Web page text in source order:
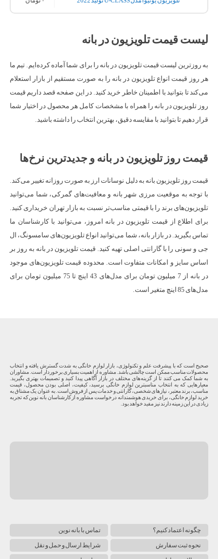
لیست قیمت تلویزیون در بانه
به روزترین لیست قیمت تلویزیون در بانه را برای شما آماده کرده‌ایم. تیم ما
هر روز قیمت انواع تلویزیون در بانه را به صورت مستقیم از بازار استعلام
می‌کند تا بتوانید با اطمینان خاطر خرید کنید. در این صفحه قصد داریم قیمت
روز تلویزیون در بانه را همراه با مشخصات کامل هر محصول در اختیار شما
قرار دهیم تا بتوانید با مقایسه دقیق، بهترین انتخاب را داشته باشید.
قیمت روز تلویزیون در بانه و جدیدترین نرخ‌ها
قیمت روز تلویزیون بانه به دلیل نوسانات ارز به صورت روزانه تغییر می‌کند.
با توجه به موقعیت مرزی شهر بانه و معافیت‌های گمرکی، شما می‌توانید
تلویزیون‌های برند را با قیمتی مناسب‌تر نسبت به بازار تهران خریداری کنید.
برای اطلاع از قیمت تلویزیون در بانه امروز، می‌توانید با کارشناسان ما
تماس بگیرید. در بازار بانه، شما می‌توانید انواع تلویزیون‌های سامسونگ، ال
جی و سونی را با گارانتی اصلی تهیه کنید. قیمت تلویزیون در بانه به روز بر
اساس سایز و امکانات متفاوت است. محدوده قیمت تلویزیون‌های موجود
در بانه از 7 میلیون تومان برای مدل‌های 43 اینچ تا 75 میلیون تومان برای
مدل‌های 85 اینچ متغیر است.
صحیح است که با پیشرفت علم و تکنولوژی، بازار لوازم خانگی به شدت گسترش یافته و انتخاب
محصولات مناسب ممکن است چالشی باشد. مشاوره از اهمیت بسیاری برخوردار است. مشاوران
به شما کمک می کنند تا از گزینه‌های مختلف در بازار آگاهی پیدا کنید و تصمیمات بهتری بگیرید.
معیارهایی که به انتخاب مناسبترین لوازم خانگی برسید، کیفیت، اصلی بودن محصول، قیمت
مناسب، برند معتبر، نیازهای شخصی، گارانتی و خدمات پس از فروش است. به عنوان یک مشتاق به
خرید لوازم خانگی، برای خریدی هوشمندانه درخواست مشاوره از کارشناسان بانه نوین که تجربه
زیادی در این زمینه دارند نیز مفید خواهد بود.
چگونه اعتماد کنیم؟ تماس با بانه نوین
نحوه ثبت سفارش شرایط ارسال و حمل و نقل